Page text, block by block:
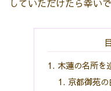
していただけたら幸いで
木蓮の名所を
京都御苑